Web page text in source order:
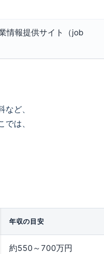
情報提供サイト（job
ど、
は、
年収の目安
約550～700万円